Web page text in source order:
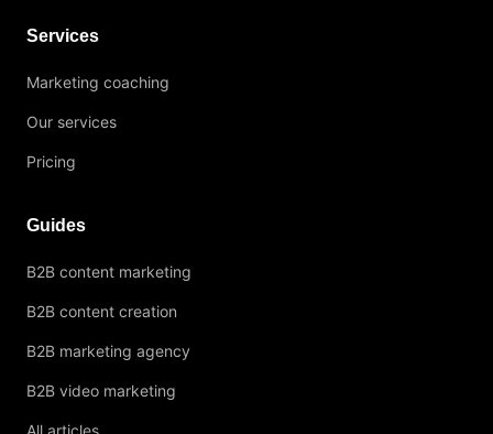
Services
Marketing coaching
Our services
Pricing
Guides
B2B content marketing
B2B content creation
B2B marketing agency
B2B video marketing
All articles